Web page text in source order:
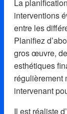
La
interventions
entre les
Planifiez
gros œuvre,
esthétiques
régulièrement
intervenant
Il est réaliste